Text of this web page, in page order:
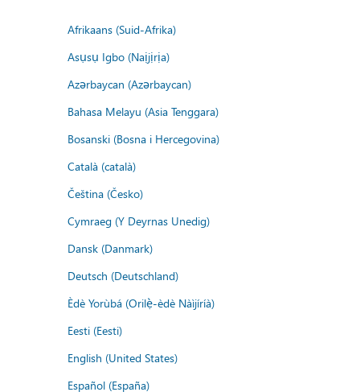
Afrikaans (Suid-Afrika)
Asụsụ Igbo (Naịjịrịa)
Azərbaycan (Azərbaycan)
Bahasa Melayu (Asia Tenggara)
Bosanski (Bosna i Hercegovina)
Català (català)
Čeština (Česko)
Cymraeg (Y Deyrnas Unedig)
Dansk (Danmark)
Deutsch (Deutschland)
Èdè Yorùbá (Orilẹ̀-èdè Nàìjíríà)
Eesti (Eesti)
English (United States)
Español (España)